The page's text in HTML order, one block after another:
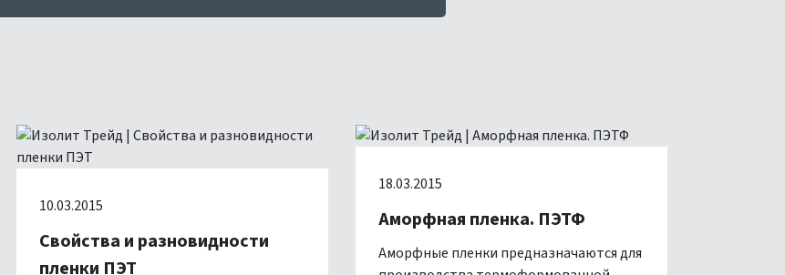
10.03.2015
Свойства и разновидности
пленки ПЭТ
18.03.2015
Аморфная пленка. ПЭТФ
Аморфные пленки предназначаются для